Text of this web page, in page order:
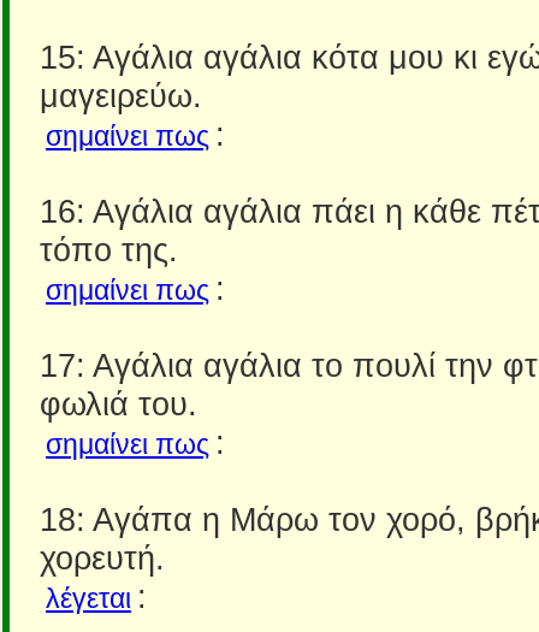
15: Αγάλια αγάλια κότα μου κι
μαγειρεύω.
σημαίνει πως :
16: Αγάλια αγάλια πάει η κάθε
τόπο της.
σημαίνει πως :
17: Αγάλια αγάλια το πουλί την
φωλιά του.
σημαίνει πως :
18: Αγάπα η Μάρω τον χορό,
χορευτή.
λέγεται :